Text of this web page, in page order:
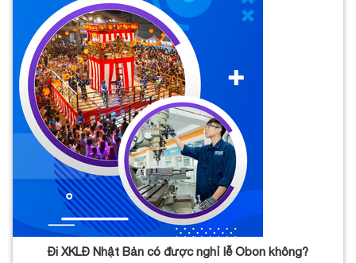
Đi XKLĐ Nhật Bản có được nghỉ lễ Obon không?